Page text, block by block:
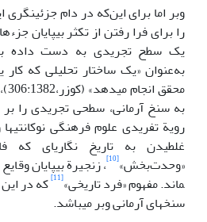
وبر اما برای این‌که در دام جزئی­نگری
را برای فرا رفتن از تکثر بی­پایان
یک سطح تجریدی به دست داده
به‌عنوان «یک ساختار تحلیلی که کار
به سنخ آرمانی، سطحی تجریدی را
رویة تفریدی علوم فرهنگی
غلطیدن به تاریخ نگاری­ای که
«وحدت‌بخش»[10] ، زنجیرة بی­پایان
ماند. مفهوم «فرد تاریخی»[11]
که در
سنخ­های آرمانی وبر می­باشد.